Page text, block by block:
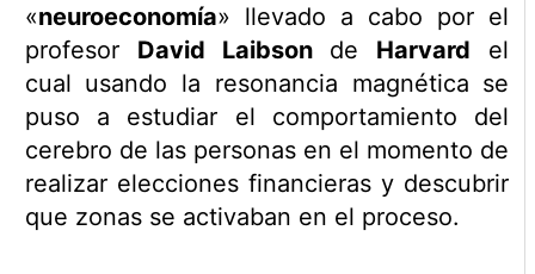
«neuroeconomía» llevado a cabo por el
profesor David Laibsonde Harvard el
cual usando la resonancia magnética se
puso a estudiar el comportamiento del
cerebro de las personas en el momento de
realizar elecciones financieras y descubrir
que zonas se activaban en el proceso.